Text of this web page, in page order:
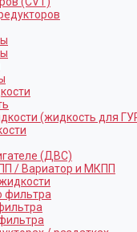
(жидкость для
(ДВС)
/ Вариатор и МКПП
фильтра